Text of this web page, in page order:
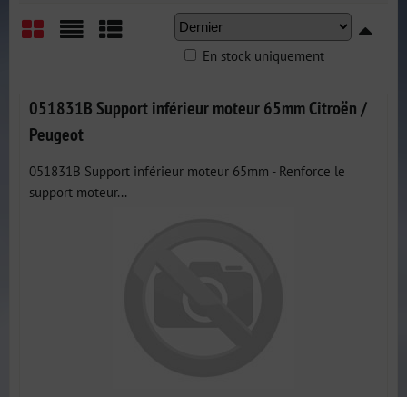
En stock uniquement
051831B Support inférieur moteur 65mm Citroën /
Peugeot
051831B Support inférieur moteur 65mm - Renforce le
support moteur...